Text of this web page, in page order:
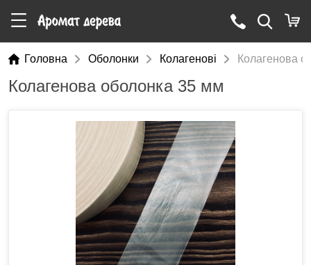
Головна Оболонки Колагенові Колагенова
Колагенова оболонка 35 мм